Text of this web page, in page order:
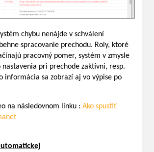
chybu nenájde v schválení
spracovanie prechodu. Roly, ktoré
pracovný pomer, systém v zmysle
pri prechode zaktívni, resp.
informácia sa zobrazí aj vo výpise po
na následovnom linku : Ako spustiť